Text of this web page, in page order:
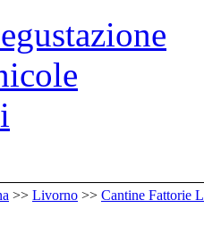
>> Livorno >> Cantine Fattorie